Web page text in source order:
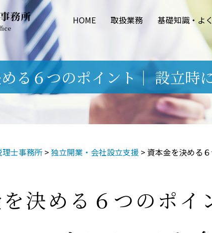
HOME 取扱業務 基礎知識・よ
る６つのポイント｜ 設立時
士事務所 >独立開業・会社設立支援 > 資本金を決める
決める６つのポイ